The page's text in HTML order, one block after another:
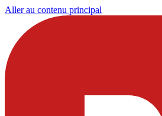
Aller au contenu principal